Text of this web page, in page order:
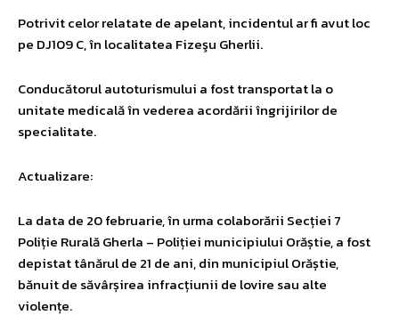
Potrivit celor relatate de apelant, incidentul ar fi avut loc
pe DJ109 C, în localitatea Fizeşu Gherlii.
Conducătorul autoturismului a fost transportat la o
unitate medicală în vederea acordării îngrijirilor de
specialitate.
Actualizare:
La data de 20 februarie, în urma colaborării Secției 7
Poliție Rurală Gherla – Poliției municipiului Orăștie, a fost
depistat tânărul de 21 de ani, din municipiul Orăștie,
bănuit de săvârșirea infracțiunii de lovire sau alte
violențe.